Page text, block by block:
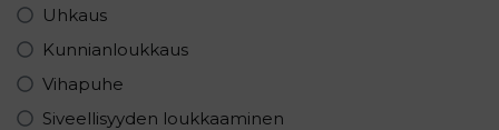
Uhkaus
Kunnianloukkaus
Vihapuhe
Siveellisyyden loukkaaminen